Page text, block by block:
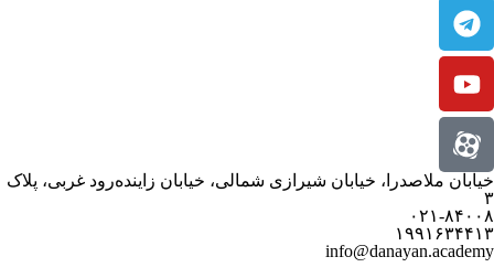
خیابان ملاصدرا، خیابان شیرازی شمالی، خیابان زاینده‌رود غربی، پلاک
۳
۰۲۱-۸۴۰۰۸
۱۹۹۱۶۳۴۴۱۳
info@danayan.academy